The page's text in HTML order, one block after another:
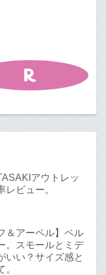
アウトレッ
レビュー。
＆アーペル】ペル
。スモールとミデ
いい？サイズ感と